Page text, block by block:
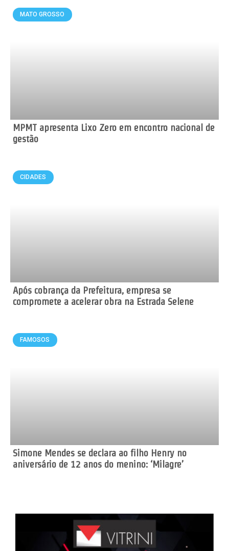
MATO GROSSO
MPMT apresenta Lixo Zero em encontro nacional de
gestão
CIDADES
Após cobrança da Prefeitura, empresa se
compromete a acelerar obra na Estrada Selene
FAMOSOS
Simone Mendes se declara ao filho Henry no
aniversário de 12 anos do menino: ‘Milagre’